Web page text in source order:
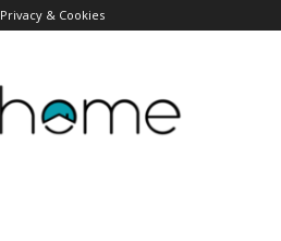
Privacy & Cookies
người
Việt